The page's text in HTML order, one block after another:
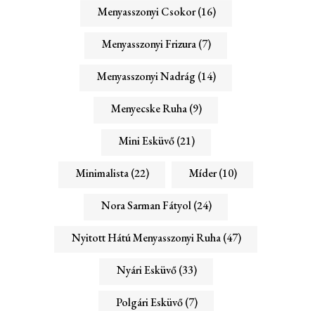
Menyasszonyi Csokor(16)
Menyasszonyi Frizura(7)
Menyasszonyi Nadrág(14)
Menyecske Ruha(9)
Mini Esküvő(21)
Minimalista(22) Míder(10)
Nora Sarman Fátyol(24)
Nyitott Hátú Menyasszonyi Ruha(47)
Nyári Esküvő(33)
Polgári Esküvő(7)